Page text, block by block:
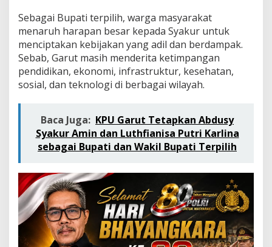
t
e
l
e
k
t
u
d
a
n
V
s
i
o
n
e
r
Sebagai Bupati terpilih, warga masyarakat
menaruh harapan besar kepada Syakur untuk
menciptakan kebijakan yang adil dan berdampak.
Sebab, Garut masih menderita ketimpangan
pendidikan, ekonomi, infrastruktur, kesehatan,
sosial, dan teknologi di berbagai wilayah.
Baca Juga: KPU Garut Tetapkan Abdusy
Syakur Amin dan Luthfianisa Putri Karlina
sebagai Bupati dan Wakil Bupati Terpilih